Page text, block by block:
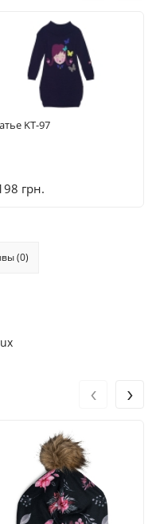
KT-97
грн.
(0)
‹ ›